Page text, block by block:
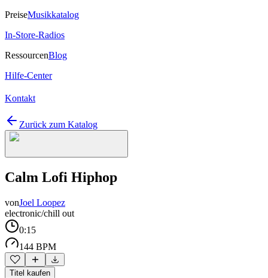
PreiseMusikkatalog
In-Store-Radios
RessourcenBlog
Hilfe-Center
Kontakt
Zurück zum Katalog
Calm Lofi Hiphop
vonJoel Loopez
electronic/chill out
0:15
144 BPM
Titel kaufen